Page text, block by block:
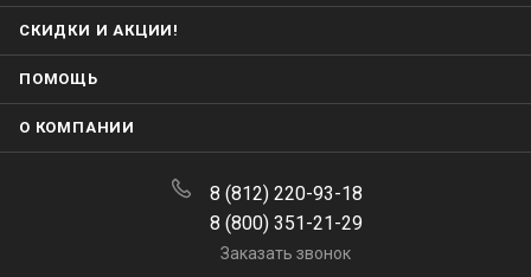
СКИДКИ И АКЦИИ!
ПОМОЩЬ
О КОМПАНИИ
8 (812) 220-93-18
8 (800) 351-21-29
Заказать звонок